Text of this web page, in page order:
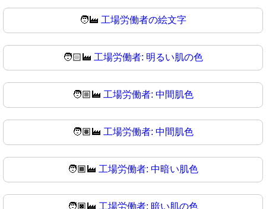
🧑‍🏭 工場労働者の絵文字
🧑🏻‍🏭 工場労働者: 明るい肌の色
🧑🏼‍🏭 工場労働者: 中間肌色
🧑🏽‍🏭 工場労働者: 中間肌色
🧑🏾‍🏭 工場労働者: 中暗い肌色
🧑🏿‍🏭 工場労働者: 暗い肌の色